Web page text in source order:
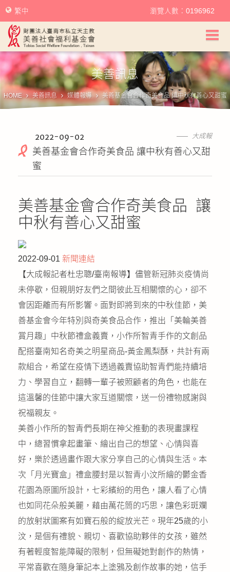
美善社會福利基金會首頁
關於美善
美善服務
捐款徵信
聯絡我們
友善連結
網站地圖
繁中 瀏覽人數：0196962
美善訊息
HOME 美善訊息 媒體報導 美善基金會合作奇美食品 讓中秋有善心又甜蜜
大成報
2022-09-02
美善基金會合作奇美食品 讓中秋有善心又甜
蜜
美善基金會合作奇美食品 讓
中秋有善心又甜蜜
2022-09-01 新聞連結
【大成報記者杜忠聰/臺南報導】儘管新冠肺炎疫情尚
未停歇，但親朋好友們之間彼此互相關懷的心，卻不
會因距離而有所影響。面對即將到來的中秋佳節，美
善基金會今年特別與奇美食品合作，推出「美輪美善
賞月趣」中秋節禮盒義賣，小作所智青手作的文創品
配搭臺南知名奇美之明星商品-黃金鳳梨酥，共計有兩
款組合，希望在疫情下透過義賣協助智青們能持續培
力、學習自立，翻轉一輩子被照顧者的角色，也能在
這溫馨的佳節中讓大家互道關懷，送一份禮物感謝與
祝福親友。
美善小作所的智青們長期在神父推動的表現畫課程
中，總習慣拿起畫筆、繪出自己的想望、心情與喜
好，樂於透過畫作跟大家分享自己的心情與生活。本
次「月光寶盒」禮盒腰封是以智青小汶所繪的鬱金香
花園為原圖所設計，七彩繽紛的用色，讓人看了心情
也如同花朵般美麗，藉由萬花筒的巧思，讓色彩斑斕
的放射狀圖案有如寶石般的綻放光芒。現年25歲的小
汶，是個有禮貌、親切、喜歡協助夥伴的女孩，雖然
有著輕度智能障礙的限制，但無礙她對創作的熱情，
平常喜歡在隨身筆記本上塗鴉及創作故事的她，信手